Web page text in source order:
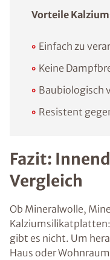
Vorteile
Einfach zu
Keine
Baubiologisch
Resistent
Fazit:
Vergleich
Ob Mineralwolle,
gibt es nicht. Um
Haus oder